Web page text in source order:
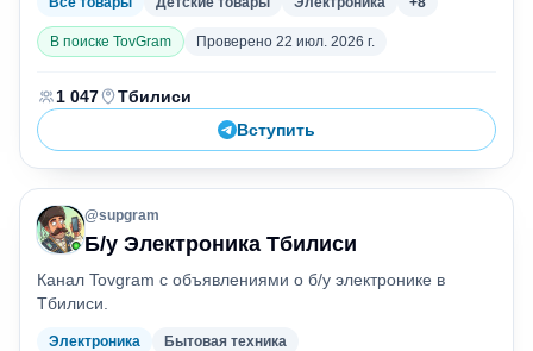
В поиске TovGram Проверено 22 июл. 2026 г.
Участники:
1 047 Город:
Тбилиси
Вступить
Б
@supgram
Б/у Электроника Тбилиси
Канал Tovgram с объявлениями о б/у электронике в
Тбилиси.
Электроника Бытовая техника